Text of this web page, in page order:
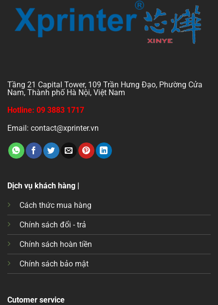
Tầng 21 Capital Tower, 109 Trần Hưng Đạo, Phường Cửa
Nam, Thành phố Hà Nội, Việt Nam
Hotline: 09 3883 1717
Email: contact@xprinter.vn
Dịch vụ khách hàng |
Cách thức mua hàng
Chính sách đổi - trả
Chính sách hoàn tiền
Chính sách bảo mật
Cutomer service